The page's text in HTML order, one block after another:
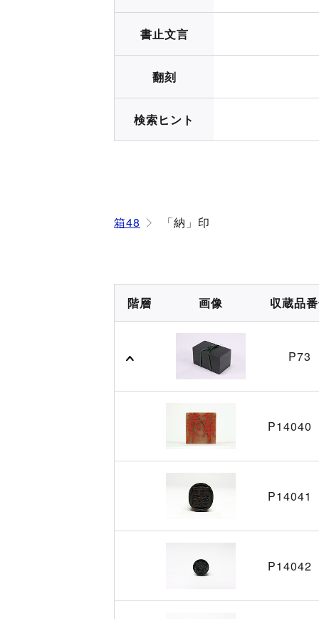
書止文言
翻刻
検索ヒント
箱48 「納」印
階層 画像 収蔵品
P73
P14040
P14041
P14042